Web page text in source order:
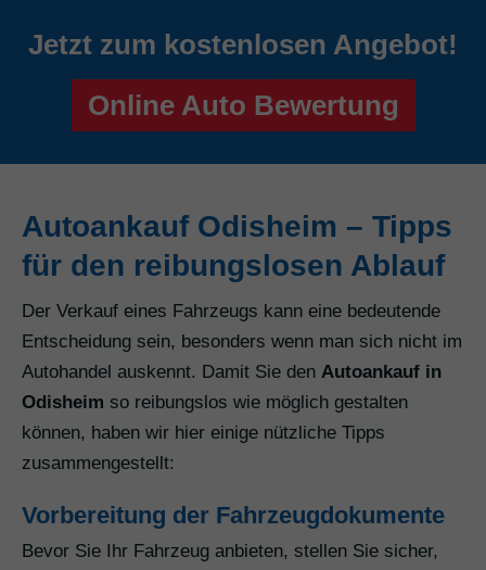
Jetzt zum kostenlosen Angebot!
Online Auto Bewertung
Autoankauf Odisheim – Tipps
für den reibungslosen Ablauf
Der Verkauf eines Fahrzeugs kann eine bedeutende
Entscheidung sein, besonders wenn man sich nicht im
Autohandel auskennt. Damit Sie den Autoankauf in
Odisheim so reibungslos wie möglich gestalten
können, haben wir hier einige nützliche Tipps
zusammengestellt:
Vorbereitung der Fahrzeugdokumente
Bevor Sie Ihr Fahrzeug anbieten, stellen Sie sicher,